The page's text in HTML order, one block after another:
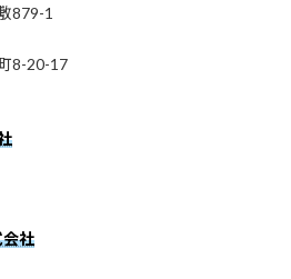
879-1
8-20-17
社